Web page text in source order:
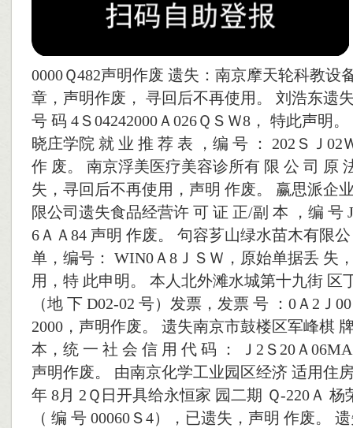
0000Ｑ482声明作废 遗失：南京摩天轮科教设
章，声明作废， 寻回后不再使用。 刘浩东遗
号 码 4Ｓ04242000Ａ026ＱＳＷ8， 特此声明
晓庄学院 就 业 推 荐 表 ，编 号 ： 202ＳＪ02
作 废。 南京浮美医疗美容诊所有 限 公 司 原
失，寻回后不再使用，声明 作废。 赢思派企
限公司遗失食品经营许 可 证 正/副 本 ，编 号
6ＡＡ84 声明 作废。 句容芗山绿水苗木有限
单，编号： WIN0Ａ8ＪＳＷ，原始单据丢 失
用，特 此申明。 本人北外滩水城第十九街 区
（地 下 D02-02 号）发票，发票 号 ：0Ａ2Ｊ
2000，声明作废。 遗失南京市鼓楼区军峰棋
本，统 一 社 会 信 用 代 码 ： Ｊ2Ｓ20Ａ
声明作废。 由南京化学工业园区经济 适用住
年 8月 2Ｑ日开具给永恒家 园二期 Ｑ-220Ａ 杨
（ 编 号 00060Ｓ4），已遗失，声明 作废。